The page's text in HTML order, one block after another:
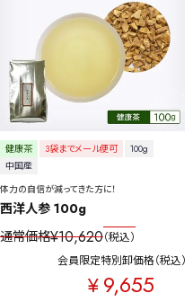
健康茶 3袋までメール便可
100g
中国産
体力の自信が減ってきた方に！
西洋人参 100g
通常価格¥10,620 税込
会員限定特別卸価格
¥9,655
税込